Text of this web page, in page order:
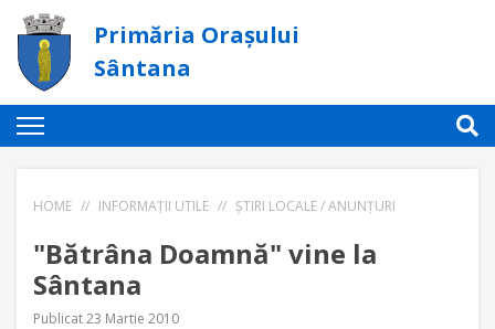
Primăria Orașului
Sântana
HOME // INFORMAȚII UTILE // ȘTIRI LOCALE / ANUNȚURI
"Bătrâna Doamnă" vine la
Sântana
Publicat 23 Martie 2010